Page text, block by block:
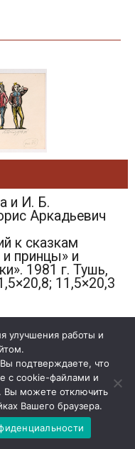
и И. Б.
Аркадьевич
к сказкам
принцы» и
1981 г. Тушь,
11,5×20,3
улучшения работы и
подтверждаете, что
с cookie-файлами и
Вы можете отключить
Вашего браузера.